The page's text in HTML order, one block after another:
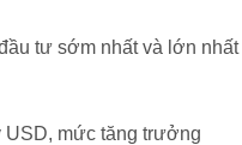
tư sớm nhất và lớn nhất
USD, mức tăng trưởng